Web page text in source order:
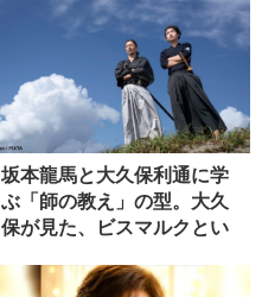
坂本龍馬と大久保利通に学
ぶ「師の教え」の型。大久
保が見た、ビスマルクとい